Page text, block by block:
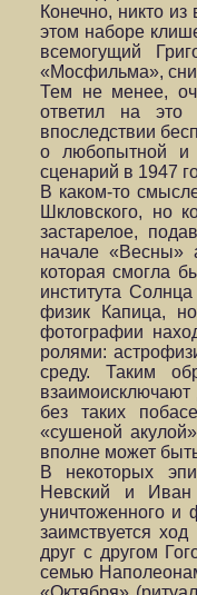
Конечно, никто
этом наборе
всемогущий
«Мосфильма»,
Тем не менее,
ответил на
впоследствии
о любопытной и
сценарий в 1947
В каком-то
Шкловского, но
застарелое,
начале «Весны»
которая смогла
института
физик Капица,
фотографии
ролями:
среду. Таким
взаимоисключают
без таких
«сушеной
вполне может
В некоторых
Невский и Иван
уничтоженного и
заимствуется
друг с другом
семью